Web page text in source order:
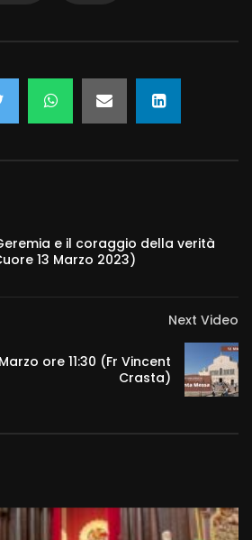
e il coraggio della verità
13 Marzo 2023)
Next Video
ore 11:30 (Fr Vincent
Crasta)